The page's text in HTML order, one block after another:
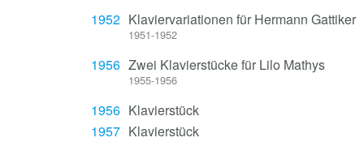
1952 Klaviervariationen für Hermann Gattiker
1951-1952
1956 Zwei Klavierstücke für Lilo Mathys
1955-1956
1956 Klavierstück
1957 Klavierstück